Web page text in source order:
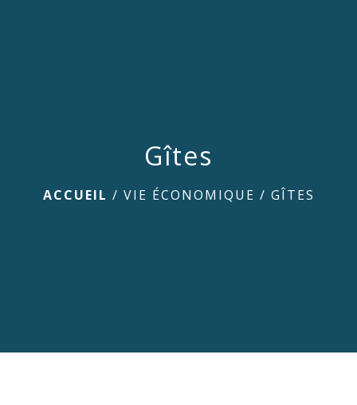
Gîtes
ACCUEIL / VIE ÉCONOMIQUE / GÎTES